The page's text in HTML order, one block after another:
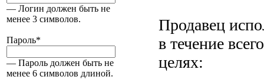
— Логин должен быть не
менее 3 символов.
Пароль*
— Пароль должен быть не
менее 6 символов длиной.
Продавец
в течение
целях: